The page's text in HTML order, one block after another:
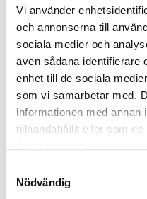
Vi använder
och annonserna till
sociala medier och
även sådana identifierare
enhet till de sociala
som vi samarbetar med.
informationen med annan
tillhandahållit eller som
Nödvändig
Infrastruktur och
miljö
Management